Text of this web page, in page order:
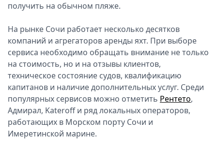
получить на обычном пляже.
На рынке Сочи работает несколько десятков
компаний и агрегаторов аренды яхт. При выборе
сервиса необходимо обращать внимание не только
на стоимость, но и на отзывы клиентов,
техническое состояние судов, квалификацию
капитанов и наличие дополнительных услуг. Среди
популярных сервисов можно отметить Рентето,
Адмирал, Kateroff и ряд локальных операторов,
работающих в Морском порту Сочи и
Имеретинской марине.